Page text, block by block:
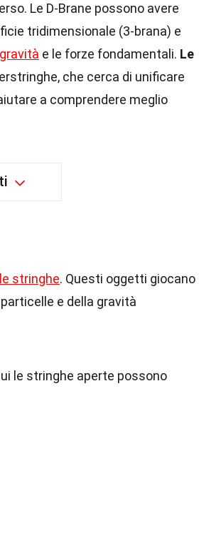
Le D-Brane possono avere
tridimensionale (3-brana) e
gravità e le forze fondamentali. Le
che cerca di unificare
a comprendere meglio
stringhe. Questi oggetti giocano
e della gravità
le stringhe aperte possono